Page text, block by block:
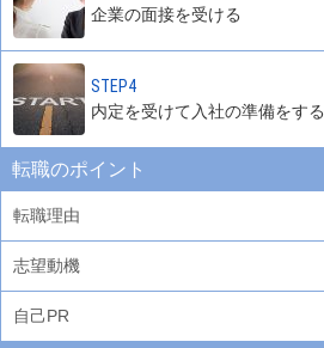
企業の面接を受ける
STEP4
内定を受けて入社の準備をする
転職のポイント
転職理由
志望動機
自己PR